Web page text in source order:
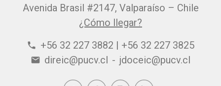
Avenida Brasil #2147, Valparaíso – Chile
¿Cómo llegar?
phone +56 32 227 3882 | +56 32 227 3825
email direic@pucv.cl - jdoceic@pucv.cl